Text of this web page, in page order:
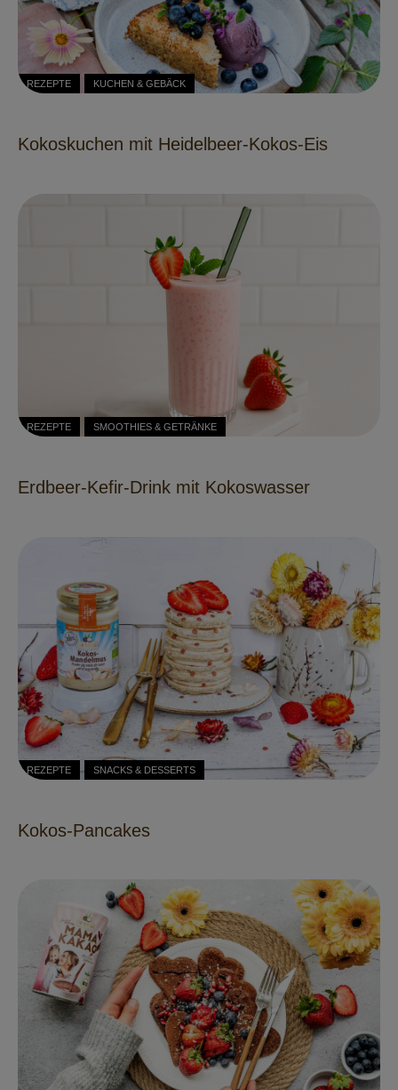
REZEPTE KUCHEN & GEBÄCK
Kokoskuchen mit Heidelbeer-Kokos-Eis
REZEPTE SMOOTHIES & GETRÄNKE
Erdbeer-Kefir-Drink mit Kokoswasser
REZEPTE SNACKS & DESSERTS
Kokos-Pancakes